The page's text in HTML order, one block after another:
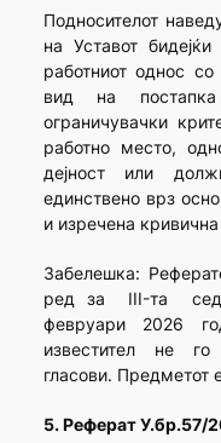
Подносителот
на Уставот
работниот однос
вид на
ограничувачки
работно место,
дејност или
единствено врз
и изречена кривична
Забелешка:
ред за III-та
февруари 2026
известител не го
гласови. Предметот
5. Реферат У.бр.57/